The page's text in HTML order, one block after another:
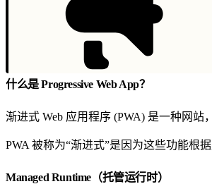
什么是 Progressive Web App？
渐进式 Web 应用程序 (PWA) 是一种网
PWA 被称为“渐进式”是因为这些功能根
Managed Runtime（托管运行时）